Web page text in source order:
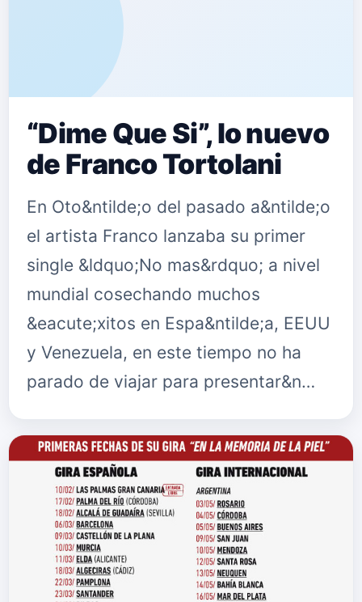
“Dime Que Si”, lo nuevo
de Franco Tortolani
En Oto&ntilde;o del pasado a&ntilde;o
el artista Franco lanzaba su primer
single &ldquo;No mas&rdquo; a nivel
mundial cosechando muchos
&eacute;xitos en Espa&ntilde;a, EEUU
y Venezuela, en este tiempo no ha
parado de viajar para presentar&n…